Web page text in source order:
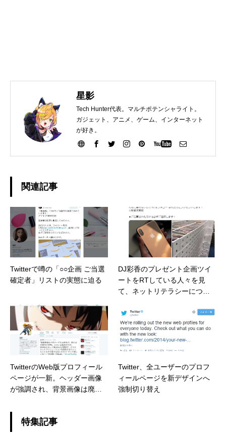
星影
Tech Hunter代表。マルチポテンシャライト。
ガジェット、アニメ、ゲーム、インターネット
が好き。
関連記事
Twitterで噂の「○○企画 ご当選
確定者」リストの実態に迫る
DJ彩香のプレゼント企画ツイ
ートをRTしている人々を見
て、ネットリテラシーについ
TwitterのWeb版プロフィール
ページが一新。ヘッダー画像
が強調され、背景画像は廃止
Twitter、全ユーザーのプロフ
ィールページを新デザインへ
強制切り替え
特集記事